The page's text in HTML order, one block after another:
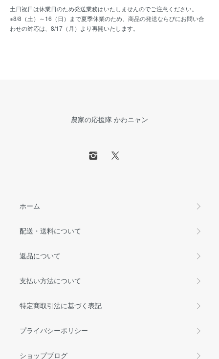
土日祝日は休業日のため発送業務はいたしませんのでご注意ください。
※8/8（土）～16（日）まで夏季休業のため、商品の発送ならびにお問い合
わせの対応は、8/17（月）より再開いたします。
農家の応援隊 かわニャン
ホーム
配送・送料について
返品について
支払い方法について
特定商取引法に基づく表記
プライバシーポリシー
ショップブログ